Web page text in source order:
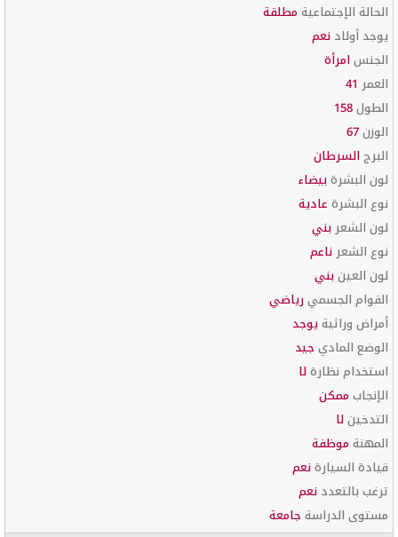
الحالة الإجتماعية مطلقة
يوجد أولاد نعم
الجنسامرأة
العمر 41
الطول158
الوزن67
البرجالسرطان
لون البشرةبيضاء
نوع البشرة عادية
لون الشعربني
نوع الشعرناعم
لون العينبني
القوام الجسميرياضي
أمراض وراثيةيوجد
الوضع المادي جيد
استخدام نظارةلا
الإنجاب ممكن
التدخينلا
المهنة موظفة
قيادة السيارةنعم
ترغب بالتعدد نعم
مستوى الدراسة جامعة